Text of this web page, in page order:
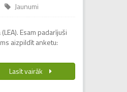
Jaunumi
Esam padarījuši
aizpildīt anketu:
Lasīt vairāk